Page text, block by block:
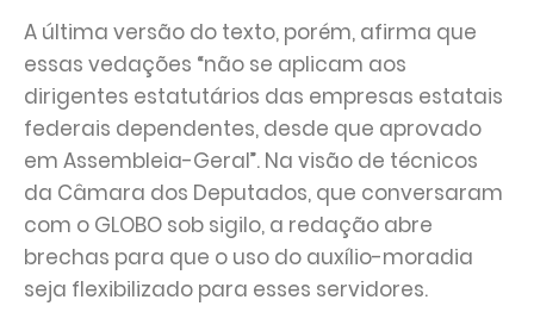
A última versão do texto, porém, afirma que
essas vedações “não se aplicam aos
dirigentes estatutários das empresas estatais
federais dependentes, desde que aprovado
em Assembleia-Geral”. Na visão de técnicos
da Câmara dos Deputados, que conversaram
com o GLOBO sob sigilo, a redação abre
brechas para que o uso do auxílio-moradia
seja flexibilizado para esses servidores.